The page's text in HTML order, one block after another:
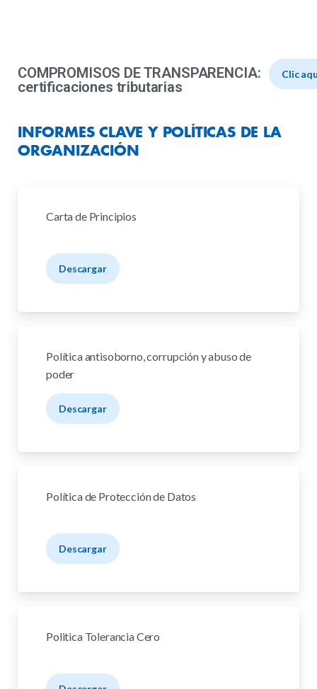
COMPROMISOS DE TRANSPARENCIA:
certificaciones tributarias
Clic
INFORMES CLAVE Y POLÍTICAS DE
LA
ORGANIZACIÓN
Carta de Principios
Descargar
Política antisoborno, corrupción y abuso de
poder
Descargar
Política de Protección de Datos
Descargar
Politica Tolerancia Cero